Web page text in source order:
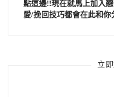
點這邊!!現在就馬上加入
愛/挽回技巧都會在此和你
立